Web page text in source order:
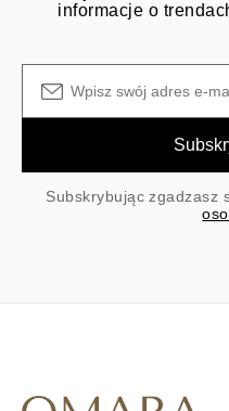
informacje o
Subskrybując zgadzasz